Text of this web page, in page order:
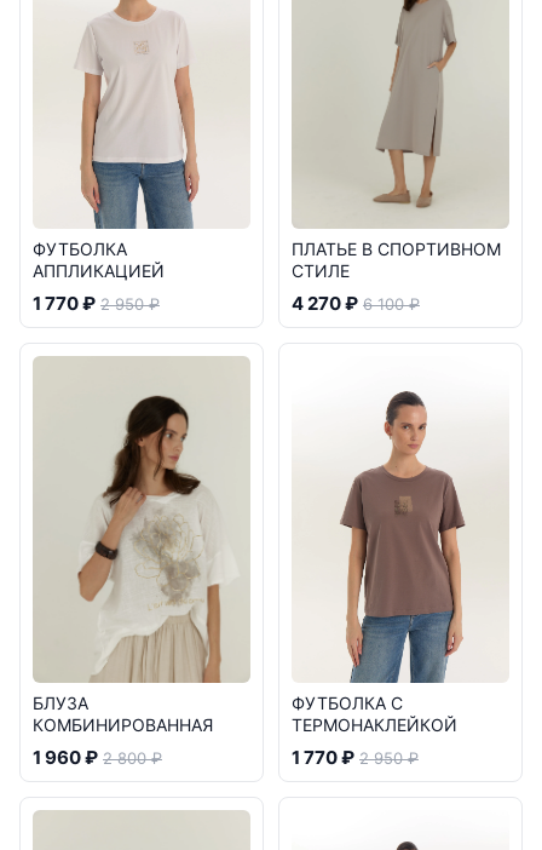
ФУТБОЛКА
АППЛИКАЦИЕЙ
1 770 ₽ 2 950 ₽
ПЛАТЬЕ В СПОРТИВНОМ
СТИЛЕ
4 270 ₽ 6 100 ₽
БЛУЗА
КОМБИНИРОВАННАЯ
1 960 ₽ 2 800 ₽
ФУТБОЛКА С
ТЕРМОНАКЛЕЙКОЙ
1 770 ₽ 2 950 ₽